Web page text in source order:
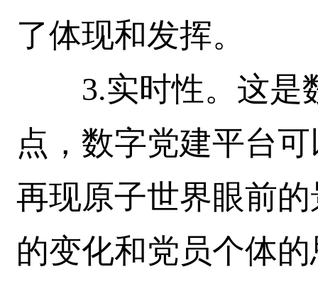
了体现和发挥。
3.实时性。这是
点，数字党建平台
再现原子世界眼前
的变化和党员个体